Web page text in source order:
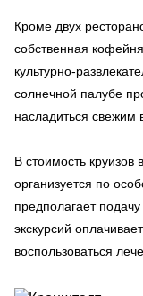
Кроме двух
собственная
культурно-
солнечной палубе
насладиться свежим
В стоимость круизов
организуется по
предполагает
экскурсий
воспользоваться